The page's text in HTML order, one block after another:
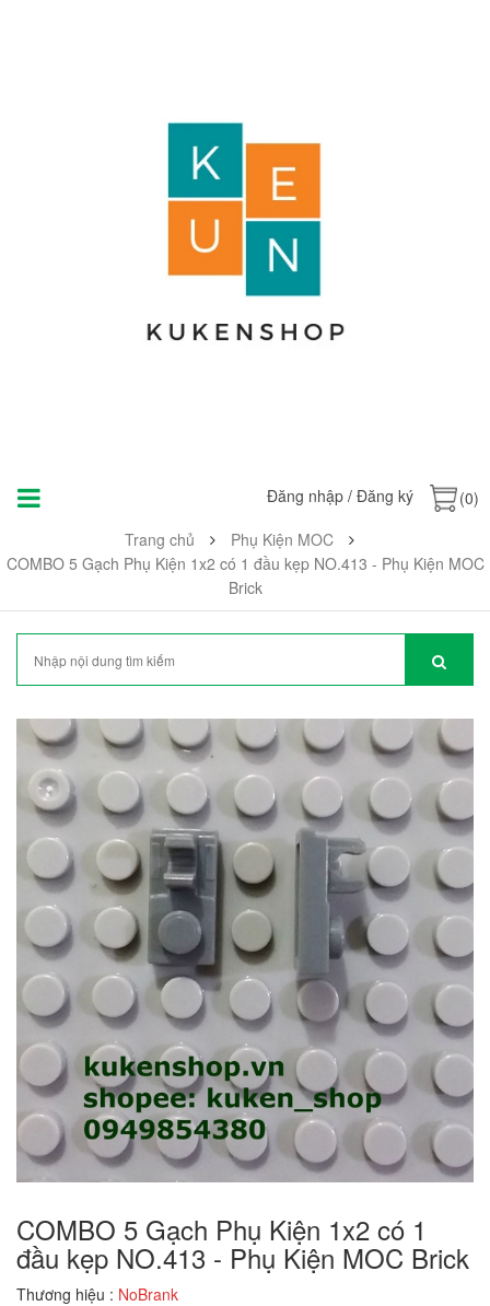
Đăng nhập / Đăng ký
(0)
Trang chủ
Phụ Kiện MOC
COMBO 5 Gạch Phụ Kiện 1x2 có 1 đầu kẹp NO.413 - Phụ Kiện MOC
Brick
COMBO 5 Gạch Phụ Kiện 1x2 có 1
đầu kẹp NO.413 - Phụ Kiện MOC Brick
Thương hiệu : NoBrank